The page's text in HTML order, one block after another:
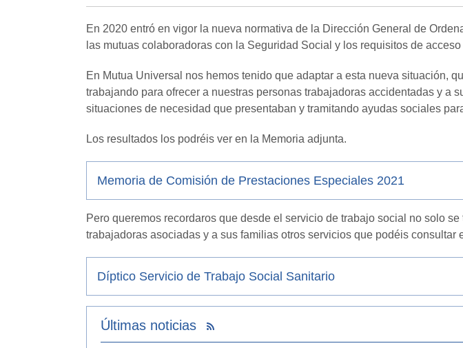
En 2020 entró en vigor la nueva normativa de la Dirección General de
las mutuas colaboradoras con la Seguridad Social y los requisitos de
En Mutua Universal nos hemos tenido que adaptar a esta nueva situación,
trabajando para ofrecer a nuestras personas trabajadoras accidentadas y a
situaciones de necesidad que presentaban y tramitando ayudas sociales
Los resultados los podréis ver en la Memoria adjunta.
Memoria de Comisión de Prestaciones Especiales 2021
Pero queremos recordaros que desde el servicio de trabajo social no solo
trabajadoras asociadas y a sus familias otros servicios que podéis consultar
Díptico Servicio de Trabajo Social Sanitario
Últimas noticias